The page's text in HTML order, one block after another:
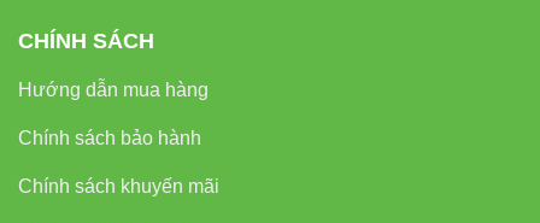
CHÍNH SÁCH
Hướng dẫn mua hàng
Chính sách bảo hành
Chính sách khuyến mãi